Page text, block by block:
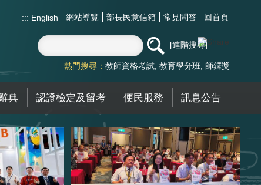
::: English 網站導覽 部長民意信箱 常見問答 回首頁
進階搜尋
熱門搜尋： 教師資格考試 教育學分班 師鐸獎
典 認證檢定及留考 便民服務 訊息公告